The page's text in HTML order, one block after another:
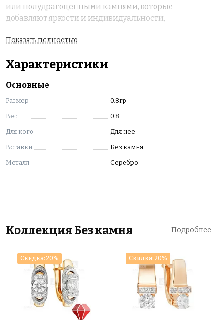
или полудрагоценными камнями, которые
добавляют яркости и индивидуальности,
повседневной носки, а также станет замечательным
символом особых моментов в жизни, таких как день
рождения, годовщина или просто знак внимания
Показать полностью
Характеристики
Основные
Размер 0.8гр
Вес 0.8
Для кого Для нее
Вставки Без камня
Металл Серебро
Коллекция Без камня Подробнее
Скидка: 20% Скидка: 20%